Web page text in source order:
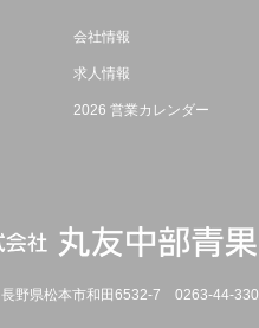
会社情報
求人情報
2026 営業カレンダー
長野県松本市和田6532-7 0263-44-